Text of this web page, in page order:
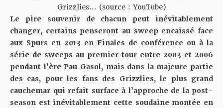
Grizzlies… (source : YouTube)
Le pire souvenir de chacun peut inévitablement
changer, certains penseront au sweep encaissé face
aux Spurs en 2013 en Finales de conférence ou à la
série de sweeps au premier tour entre 2003 et 2006
pendant l’ère Pau Gasol, mais dans la majeure partie
des cas, pour les fans des Grizzlies, le plus grand
cauchemar qui refait surface à l’approche de la post-
season est inévitablement cette soudaine montée en